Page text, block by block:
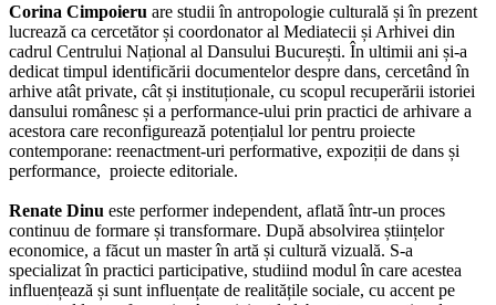
Corina Cimpoieru are studii în antropologie culturală și în prezent
lucrează ca cercetător și coordonator al Mediatecii și Arhivei din
cadrul Centrului Național al Dansului București. În ultimii ani și-a
dedicat timpul identificării documentelor despre dans, cercetând în
arhive atât private, cât și instituționale, cu scopul recuperării istoriei
dansului românesc și a performance-ului prin practici de arhivare a
acestora care reconfigurează potențialul lor pentru proiecte
contemporane: reenactment-uri performative, expoziții de dans și
performance, proiecte editoriale.
Renate Dinu este performer independent, aflată într-un proces
continuu de formare și transformare. După absolvirea științelor
economice, a făcut un master în artă și cultură vizuală. S-a
specializat în practici participative, studiind modul în care acestea
influențează și sunt influențate de realitățile sociale, cu accent pe